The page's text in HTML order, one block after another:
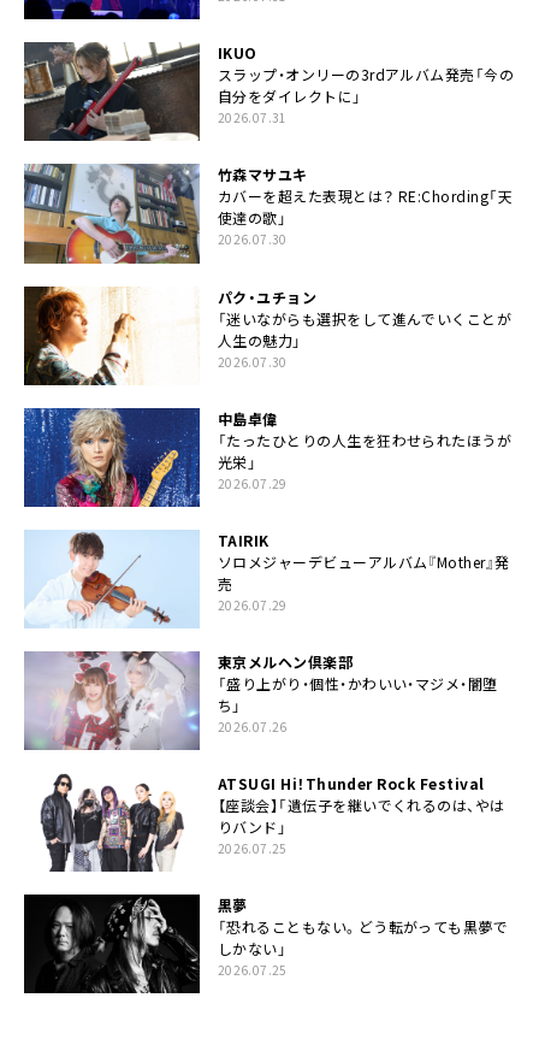
IKUO
スラップ・オンリーの3rdアルバム発売「今の
自分をダイレクトに」
2026.07.31
竹森マサユキ
カバーを超えた表現とは？ RE:Chording「天
使達の歌」
2026.07.30
パク・ユチョン
「迷いながらも選択をして進んでいくことが
人生の魅力」
2026.07.30
中島卓偉
「たったひとりの人生を狂わせられたほうが
光栄」
2026.07.29
TAIRIK
ソロメジャーデビューアルバム『Mother』発
売
2026.07.29
東京メルヘン倶楽部
「盛り上がり・個性・かわいい・マジメ・闇堕
ち」
2026.07.26
ATSUGI Hi！Thunder Rock Festival
【座談会】「遺伝子を継いでくれるのは、やは
りバンド」
2026.07.25
黒夢
「恐れることもない。どう転がっても黒夢で
しかない」
2026.07.25